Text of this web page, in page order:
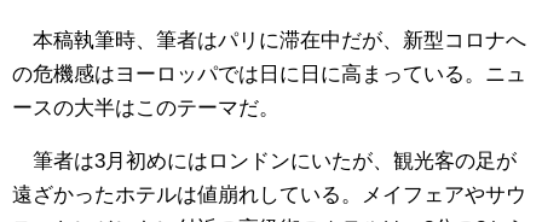
本稿執筆時、筆者はパリに滞在中だが、新型コロナへ
の危機感はヨーロッパでは日に日に高まっている。ニュ
ースの大半はこのテーマだ。
筆者は3月初めにはロンドンにいたが、観光客の足が
遠ざかったホテルは値崩れしている。メイフェアやサウ